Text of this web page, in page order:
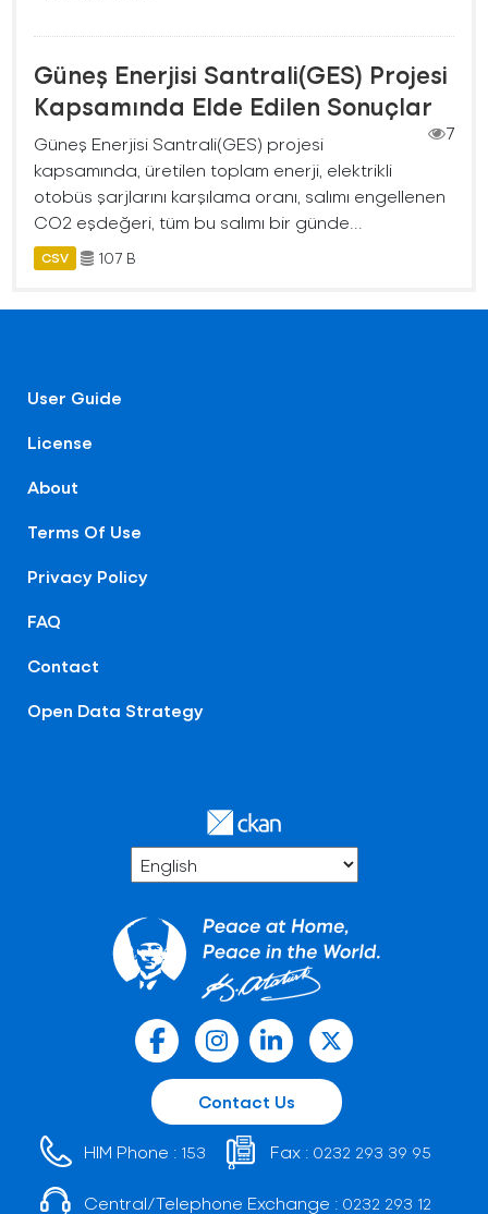
Güneş Enerjisi Santrali(GES) Projesi
Kapsamında Elde Edilen Sonuçlar
7
Güneş Enerjisi Santrali(GES) projesi
kapsamında, üretilen toplam enerji, elektrikli
otobüs şarjlarını karşılama oranı, salımı engellenen
CO2 eşdeğeri, tüm bu salımı bir günde...
CSV 107 B
User Guide
License
About
Terms Of Use
Privacy Policy
FAQ
Contact
Open Data Strategy
Contact Us
HIM Phone : 153 Fax : 0232 293 39 95
Central/Telephone Exchange : 0232 293 12